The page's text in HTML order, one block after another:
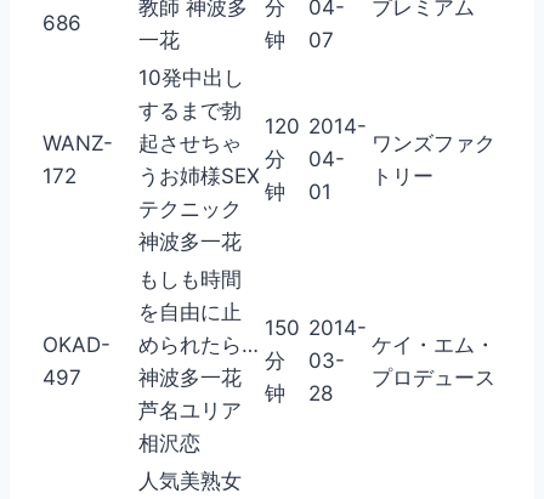
686
教師 神波多
一花
分
钟
04-
07
プレミアム
WANZ-
172
10発中出し
するまで勃
起させちゃ
うお姉様SEX
テクニック
神波多一花
120
分
钟
2014-
04-
01
ワンズファク
トリー
OKAD-
497
もしも時間
を自由に止
められたら…
神波多一花
芦名ユリア
相沢恋
150
分
钟
2014-
03-
28
ケイ・エム・
プロデュース
人気美熟女